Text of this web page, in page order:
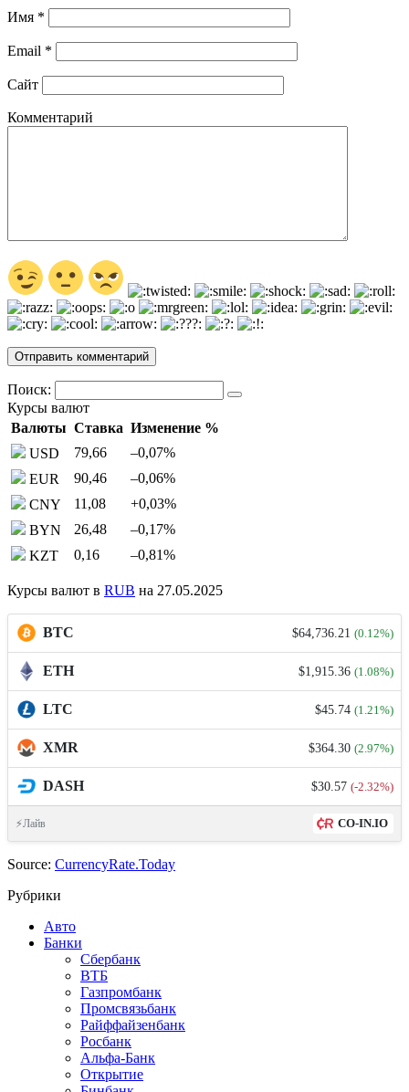
Имя *
Email *
Сайт
Комментарий
Поиск:
Курсы валют
Валюты Ставка Изменение %
USD
79,66 –0,07%
EUR
90,46 –0,06%
CNY
11,08 +0,03%
BYN
26,48 –0,17%
KZT
0,16 –0,81%
Курсы валют в RUB на 27.05.2025
BTC $64,736.21 (0.12%)
ETH $1,915.36 (1.08%)
LTC $45.74 (1.21%)
XMR $364.30 (2.97%)
DASH $30.57 (-2.32%)
⚡Лайв CO-IN.IO
Source: CurrencyRate.Today
Рубрики
Авто
Банки
Сбербанк
ВТБ
Газпромбанк
Промсвязьбанк
Райффайзенбанк
Росбанк
Альфа-Банк
Открытие